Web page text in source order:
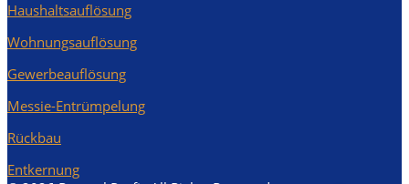
Haushaltsauflösung
Wohnungsauflösung
Gewerbeauflösung
Messie-Entrümpelung
Rückbau
Entkernung